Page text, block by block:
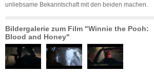
unliebsame Bekanntschaft mit den beiden machen.
Bildergalerie zum Film "Winnie the Pooh:
Blood and Honey"